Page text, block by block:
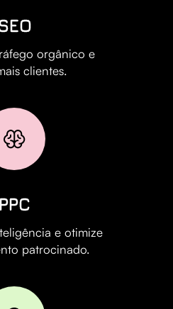
orgânico e
clientes.
PPC
e otimize
patrocinado.